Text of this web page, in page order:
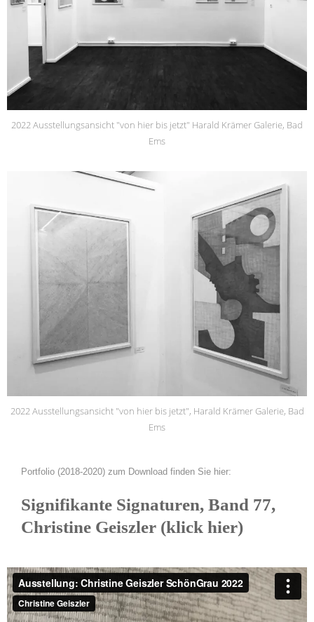
2022 Ausstellungsansicht "von hier bis jetzt" Harald Krämer Galerie, Bad
Ems
2022 Ausstellungsansicht "von hier bis jetzt", Harald Krämer Galerie, Bad
Ems
Portfolio (2018-2020) zum Download finden Sie hier:
Signifikante Signaturen, Band 77,
Christine Geiszler (klick hier)